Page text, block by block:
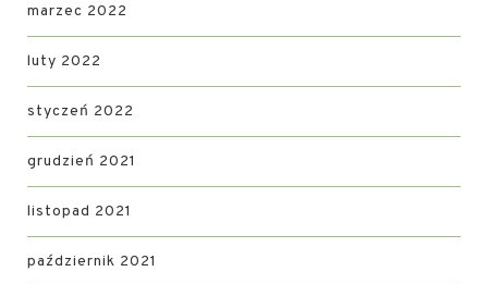
marzec 2022
luty 2022
styczeń 2022
grudzień 2021
listopad 2021
październik 2021